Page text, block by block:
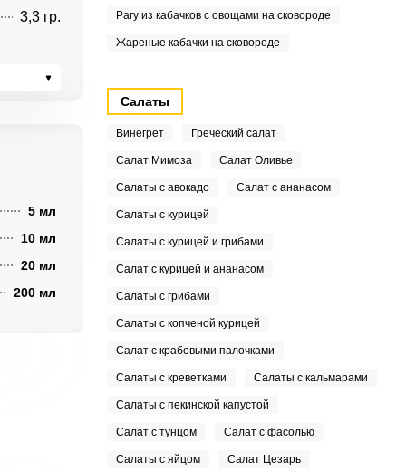
3,3 гр.
5 мл
10 мл
20 мл
200 мл
Рагу из кабачков с овощами на сковороде
Жареные кабачки на сковороде
Салаты
Винегрет Греческий салат
Салат Мимоза Салат Оливье
Салаты с авокадо Салат с ананасом
Салаты с курицей
Салаты с курицей и грибами
Салат с курицей и ананасом
Салаты с грибами
Салаты с копченой курицей
Салат с крабовыми палочками
Салаты с креветками Салаты с кальмарами
Салаты с пекинской капустой
Салат с тунцом Салат с фасолью
Салаты с яйцом Салат Цезарь